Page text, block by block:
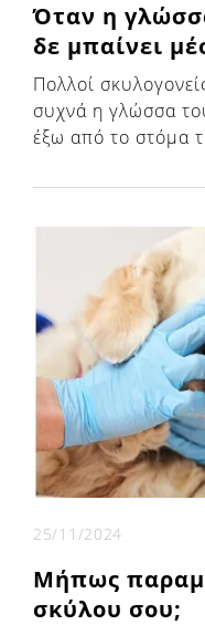
Όταν η
δε μπαίνει
Πολλοί
συχνά η γλώσσα
έξω από το στόμα
25/11/2024
Μήπως
σκύλου σου;